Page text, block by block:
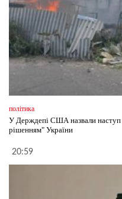
політика
У Держдепі США назвали наступ
рішенням" України
20:59